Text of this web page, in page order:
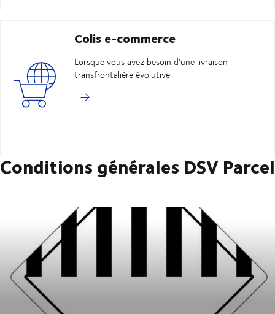
Colis e-commerce
Lorsque vous avez besoin d'une livraison
transfrontalière évolutive
Conditions générales DSV Parcel